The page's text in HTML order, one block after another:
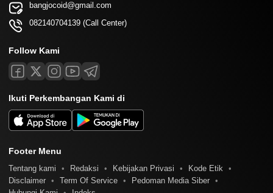
bangjocoid@gmail.com
082140704139 (Call Center)
Follow Kami
Ikuti Perkembangan Kami di
Footer Menu
Tentang kami Redaksi Kebijakan Privasi
Kode Etik
Disclaimer
Term Of Service
Pedoman Media Siber